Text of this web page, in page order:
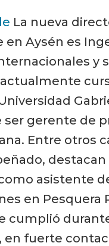
La nueva
en Aysén es
y
ser gerente de
Entre otros
destacan
asistente
en Pesquera
cumplió
en fuerte